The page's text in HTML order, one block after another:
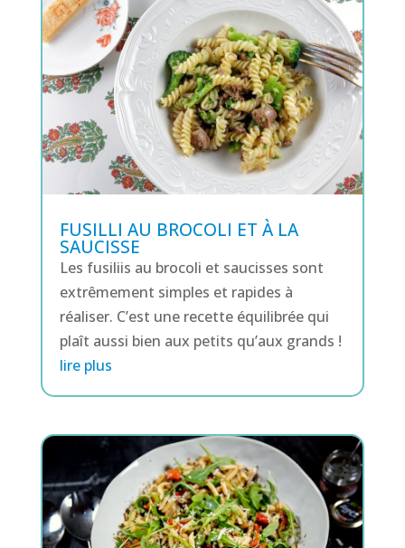
FUSILLI AU BROCOLI ET À LA
SAUCISSE
Les fusiliis au brocoli et saucisses sont
extrêmement simples et rapides à
réaliser. C’est une recette équilibrée qui
plaît aussi bien aux petits qu’aux grands !
lire plus